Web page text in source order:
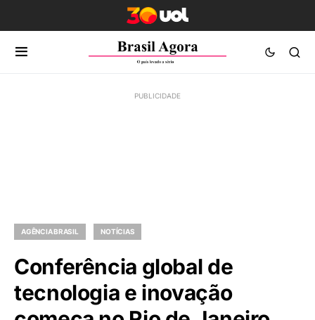
AGÊNCIA BRASIL NOTÍCIAS
Conferência global de
tecnologia e inovação